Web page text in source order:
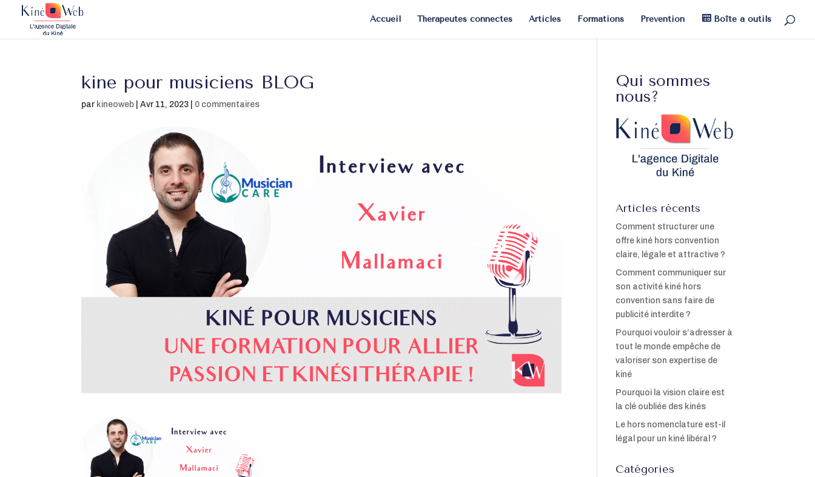
Accueil Thérapeutes connectés Articles Formations Prévention Boîte à outils
kine pour musiciens BLOG
par kineoweb |Avr 11, 2023 0 commentaires
Qui sommes
nous?
Articles récents
Comment structurer une
offre kiné hors convention
claire, légale et attractive ?
Comment communiquer sur
son activité kiné hors
convention sans faire de
publicité interdite ?
Pourquoi vouloir s’adresser à
tout le monde empêche de
valoriser son expertise de
kiné
Pourquoi la vision claire est
la clé oubliée des kinés
Le hors nomenclature est-il
légal pour un kiné libéral ?
Catégories